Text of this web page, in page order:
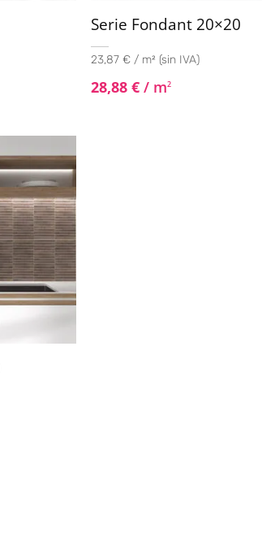
Serie Fondant 20×20
23,87 € / m² (sin IVA)
28,88€ / m2